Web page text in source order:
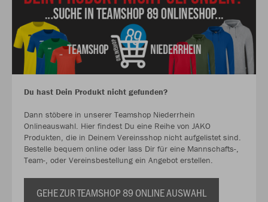
Du hast Dein Produkt nicht gefunden?
Dann stöbere in unserer Teamshop Niederrhein
Onlineauswahl. Hier findest Du eine Reihe von JAKO
Produkten, die in Deinem Vereinsshop nicht aufgelistet sind.
Bestelle bequem online oder lass Dir für eine Mannschafts-,
Team-, oder Vereinsbestellung ein Angebot erstellen.
GEHE ZUR TEAMSHOP 89 ONLINE AUSWAHL